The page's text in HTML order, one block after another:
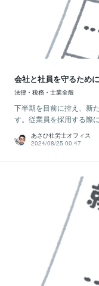
会社と社員を守るために
法律・税務・士業全般
下半期を目前に控え、新
す。従業員を採用する際
あさひ社労士オフィス
2024/08/25 00:47